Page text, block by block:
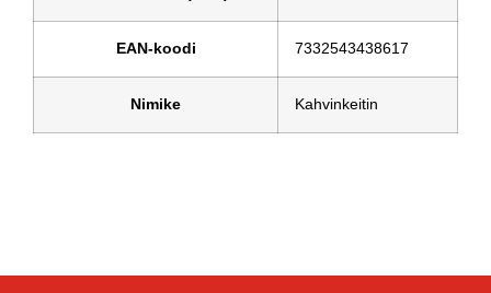
EAN-koodi 7332543438617
Nimike Kahvinkeitin